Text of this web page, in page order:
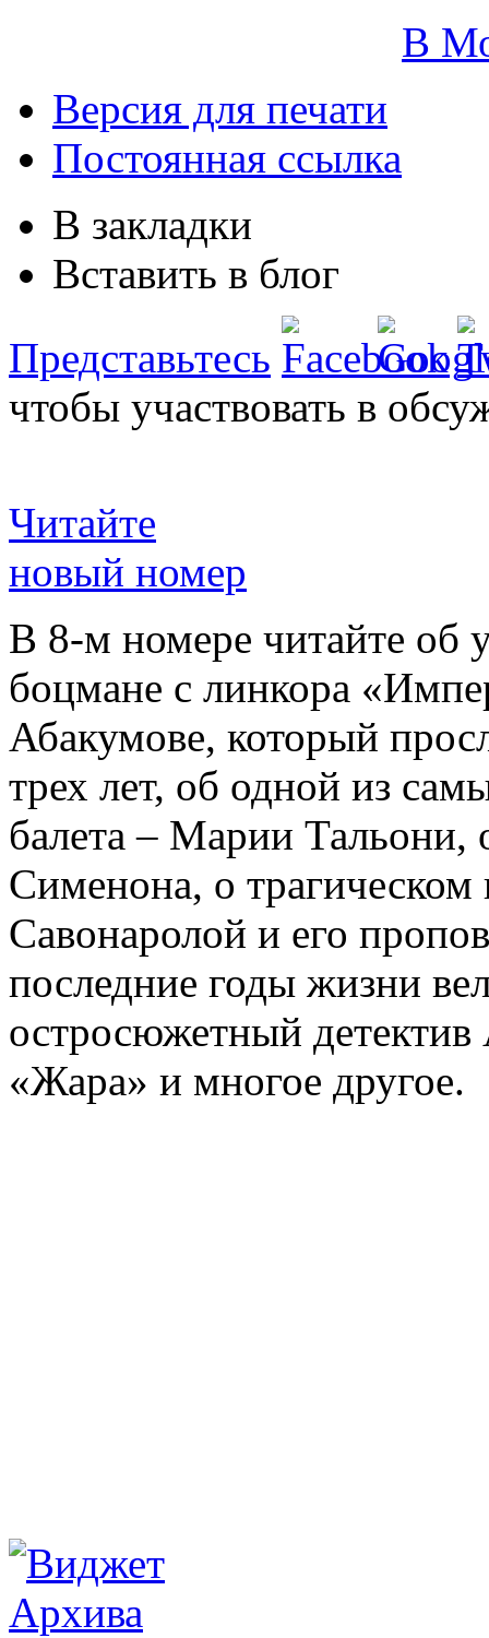
В
Версия для печати
Постоянная ссылка
В закладки
Вставить в блог
Представьтесь
чтобы участвовать в
Читайте
новый номер
В 8-м номере читайте об
боцмане с линкора
Абакумове, который
трех лет, об одной из
балета – Марии
Сименона, о трагическом
Савонаролой и его
последние годы жизни
остросюжетный детектив
«Жара» и многое другое.